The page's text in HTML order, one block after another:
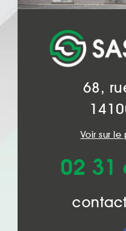
68,
Voir sur
02 31